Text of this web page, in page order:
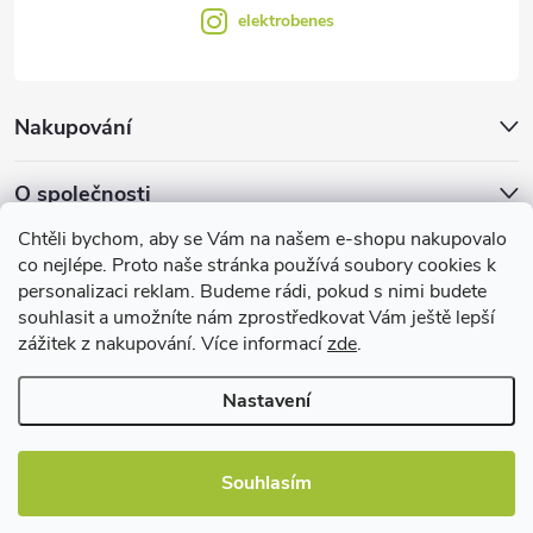
Chtěli bychom, aby se Vám na našem e-shopu nakupovalo
co nejlépe. Proto naše stránka používá soubory cookies k
personalizaci reklam. Budeme rádi, pokud s nimi budete
souhlasit a umožníte nám zprostředkovat Vám ještě lepší
zážitek z nakupování. Více informacízde.
Nastavení
Souhlasím
Nakupování
O společnosti
Facebook
elektrobenes
Užitečné informace